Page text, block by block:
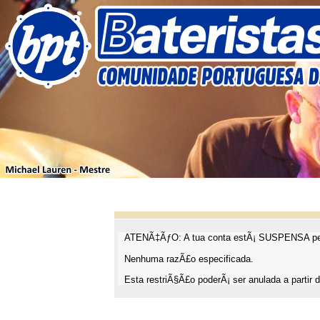
ATENÃ‡ÃƒO: A tua conta estÃ¡ SUSPENSA
Nenhuma razÃ£o especificada.
Esta restriÃ§Ã£o poderÃ¡ ser anulada a partir